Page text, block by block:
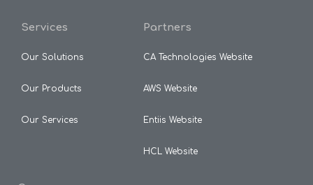
Services
Our Solutions
Our Products
Our Services
Partners
CA Technologies Website
AWS Website
Entiis Website
HCL Website